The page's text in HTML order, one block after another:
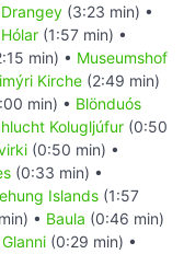
(3:23 min) •
(1:57 min) •
min) • Museumshof
Kirche (2:49 min)
min) • Blönduós
Kolugljúfur (0:50
(0:50 min) •
(0:33 min) •
Islands (1:57
• Baula (0:46 min)
(0:29 min) •